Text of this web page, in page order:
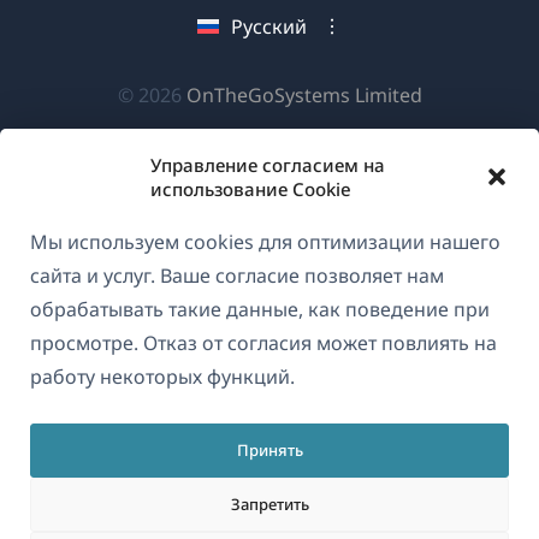
Управление согласием на
использование Cookie
Мы используем cookies для оптимизации нашего
сайта и услуг. Ваше согласие позволяет нам
обрабатывать такие данные, как поведение при
просмотре. Отказ от согласия может повлиять на
работу некоторых функций.
Принять
Запретить
© 2026 OnTheGoSystems Limited
в
Русский
окне)окне)